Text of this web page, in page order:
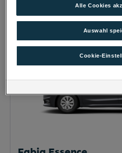
Fahrzeug &
Alle Cookies
Auswahl
Cookie-